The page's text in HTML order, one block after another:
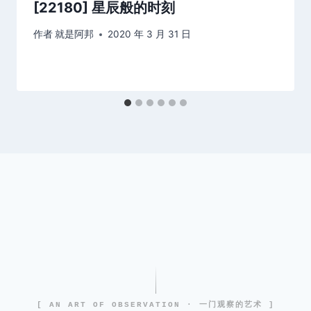
[22180] 星辰般的时刻
作者就是阿邦 2020 年 3 月 31 日
[ AN ART OF OBSERVATION · 一门观察的艺术 ]